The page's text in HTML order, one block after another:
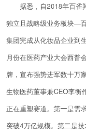
据悉，自2018年百雀
独立且战略级业务板块—
集团完成从化妆品企业到
月份在医药产业大会西普
牌，宣布强势进军数十万
生物医药董事兼CEO李衡
正在重塑赛道。第一是需
突破4万亿规模。第二是